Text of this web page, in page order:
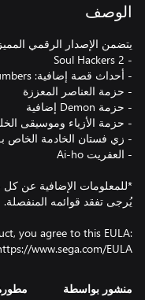
الوصف
*للمعلومات الإضافية عن كل
you agree to this EULA:
www.sega.com/EULA.
منشور بواسطة